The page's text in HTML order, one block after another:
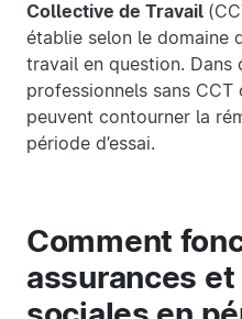
Collective de Travail
établie selon le domaine
travail en question. Dans
professionnels sans
peuvent contourner la
période d’essai.
Comment
assurances